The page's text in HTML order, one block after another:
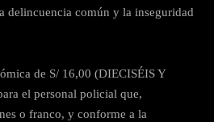
delincuencia común y la inseguridad
de S/ 16,00 (DIECISÉIS Y
el personal policial que,
o franco, y conforme a la